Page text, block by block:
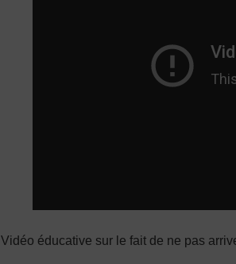
Vidéo éducative sur le fait de ne pas